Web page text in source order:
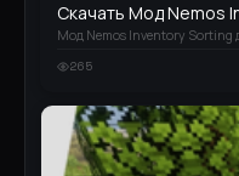
Скачать Мод Nemos
Мод Nemos Inventory Sorting
265